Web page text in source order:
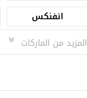
انفنكس
المزيد من الماركات